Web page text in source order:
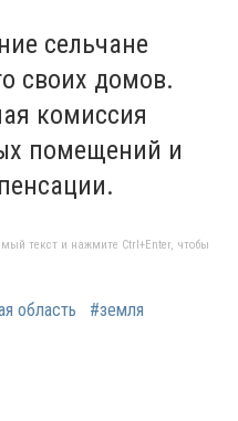
сельчане
своих домов.
комиссия
помещений и
текст и нажмите Ctrl+Enter, чтобы
область
#земля